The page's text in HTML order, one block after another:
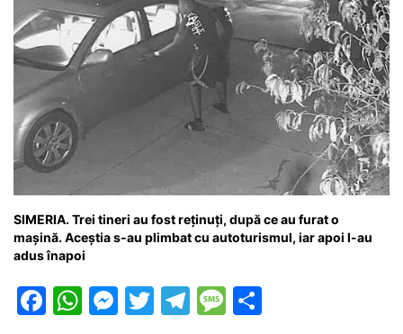
SIMERIA. Trei tineri au fost reținuți, după ce au furat o
mașină. Aceștia s-au plimbat cu autoturismul, iar apoi l-au
adus înapoi
F
W M T
T
M